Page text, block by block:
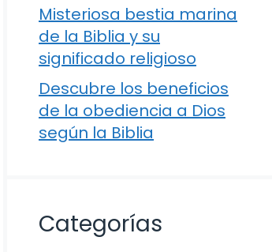
Misteriosa bestia marina
de la Biblia y su
significado religioso
Descubre los beneficios
de la obediencia a Dios
según la Biblia
Categorías